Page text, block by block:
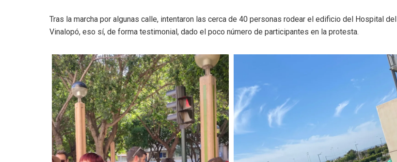
Tras la marcha por algunas calle, intentaron las cerca de 40 personas rodear el edificio del Hospital del
Vinalopó, eso sí, de forma testimonial, dado el poco número de participantes en la protesta.